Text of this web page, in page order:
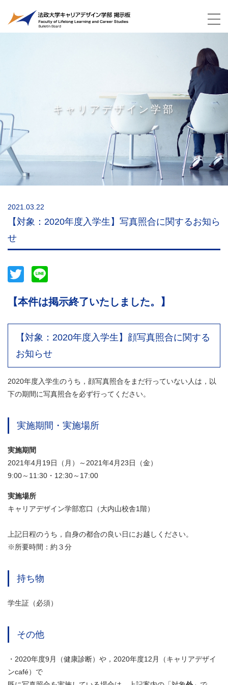
キャリアデザイン学部
2021.03.22
【対象：2020年度入学生】写真照合に関するお知ら
せ
Twitter
【本件は掲示終了いたしました。】
【対象：2020年度入学生】顔写真照合に関する
お知らせ
2020年度入学生のうち，顔写真照合をまだ行っていない人は，以
下の期間に写真照合を必ず行ってください。
実施期間・実施場所
実施期間
2021年4月19日（月）～2021年4月23日（金）
9:00～11:30・12:30～17:00
実施場所
キャリアデザイン学部窓口（大内山校舎1階）
上記日程のうち，自身の都合の良い日にお越しください。
※所要時間：約３分
持ち物
学生証（必須）
その他
・2020年度9月（健康診断）や，2020年度12月（キャリアデザイ
ンcafé）で